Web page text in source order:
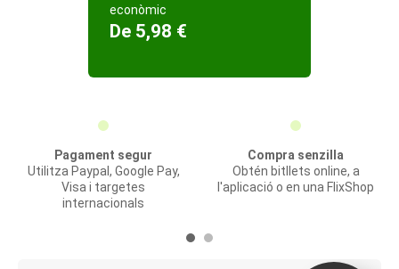
econòmic
De 5,98 €
Pagament segur
Utilitza Paypal, Google Pay,
Visa i targetes
internacionals
Compra senzilla
Obtén bitllets online, a
l'aplicació o en una FlixShop